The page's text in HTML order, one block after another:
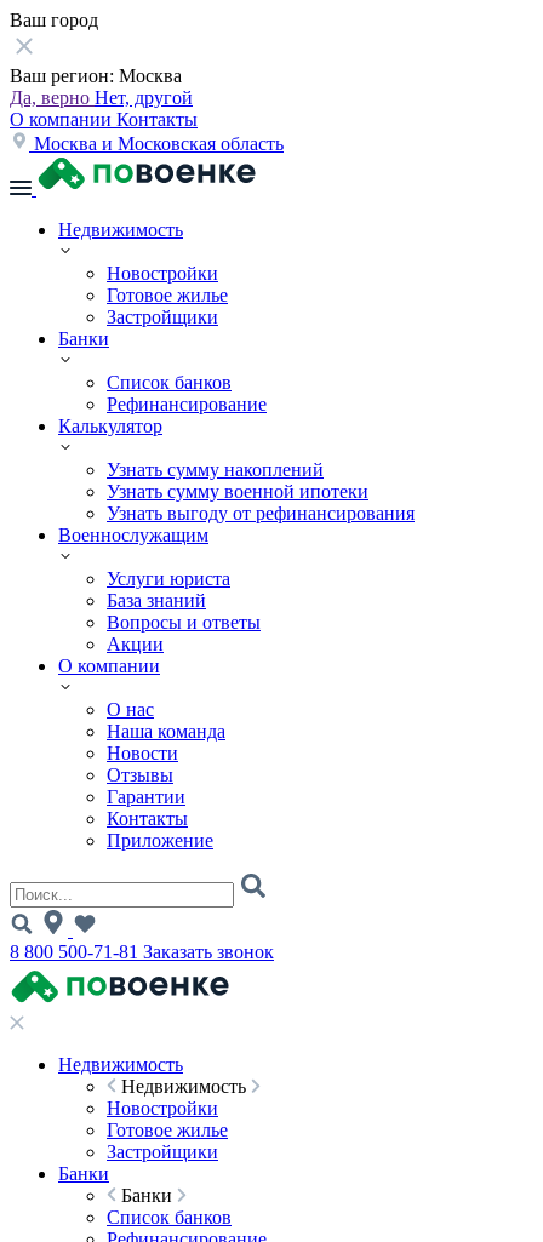
Ваш город
Ваш регион: Москва
Да, верно Нет, другой
О компании Контакты
Москва и Московская область
Недвижимость
Новостройки
Готовое жилье
Застройщики
Банки
Список банков
Рефинансирование
Калькулятор
Узнать сумму накоплений
Узнать сумму военной ипотеки
Узнать выгоду от рефинансирования
Военнослужащим
Услуги юриста
База знаний
Вопросы и ответы
Акции
О компании
О нас
Наша команда
Новости
Отзывы
Гарантии
Контакты
Приложение
8 800 500-71-81 Заказать звонок
Недвижимость
Недвижимость
Новостройки
Готовое жилье
Застройщики
Банки
Банки
Список банков